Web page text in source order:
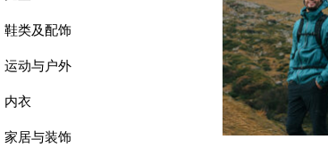
鞋类及配饰
运动与户外
内衣
家居与装饰